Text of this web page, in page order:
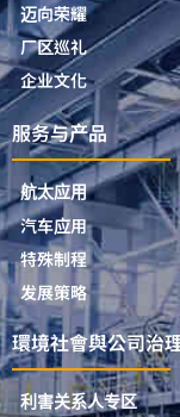
迈向荣耀
厂区巡礼
企业文化
服务与产品
航太应用
汽车应用
特殊制程
发展策略
環境社會與公司治
利害关系人专区